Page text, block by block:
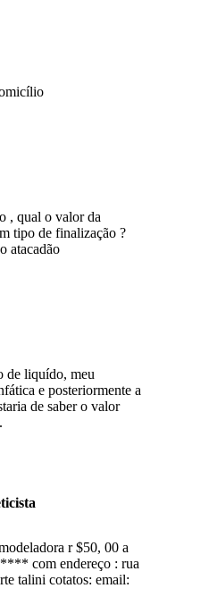
, qual o valor da
tipo de finalização ?
atacadão
de liquído, meu
e posteriormente a
de saber o valor
r $50, 00 a
com endereço : rua
talini cotatos: email: